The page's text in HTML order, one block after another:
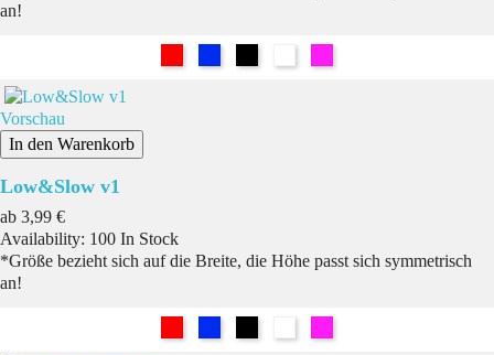
an!
Vorschau
In den Warenkorb
Low&Slow v1
ab Preis
3,99 €
Availability: 100 In Stock
*Größe bezieht sich auf die Breite, die Höhe passt sich symmetrisch
an!